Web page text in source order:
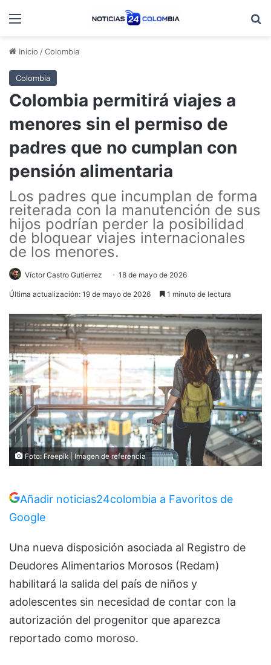
Menú
Inicio /Colombia
Colombia
Colombia permitirá viajes a
menores sin el permiso de
padres que no cumplan con
pensión alimentaria
Los padres que incumplan de forma
reiterada con la manutención de sus
hijos podrían perder la posibilidad
de bloquear viajes internacionales
de los menores.
Víctor Castro Gutierrez 18 de mayo de 2026
Última actualización: 19 de mayo de 2026 1 minuto de lectura
Foto: Freepik | Imagen de referencia
Añadir noticias24colombia a Favoritos de
Google
Una nueva disposición asociada al Registro de
Deudores Alimentarios Morosos (Redam)
habilitará la salida del país de niños y
adolescentes sin necesidad de contar con la
autorización del progenitor que aparezca
reportado como moroso.